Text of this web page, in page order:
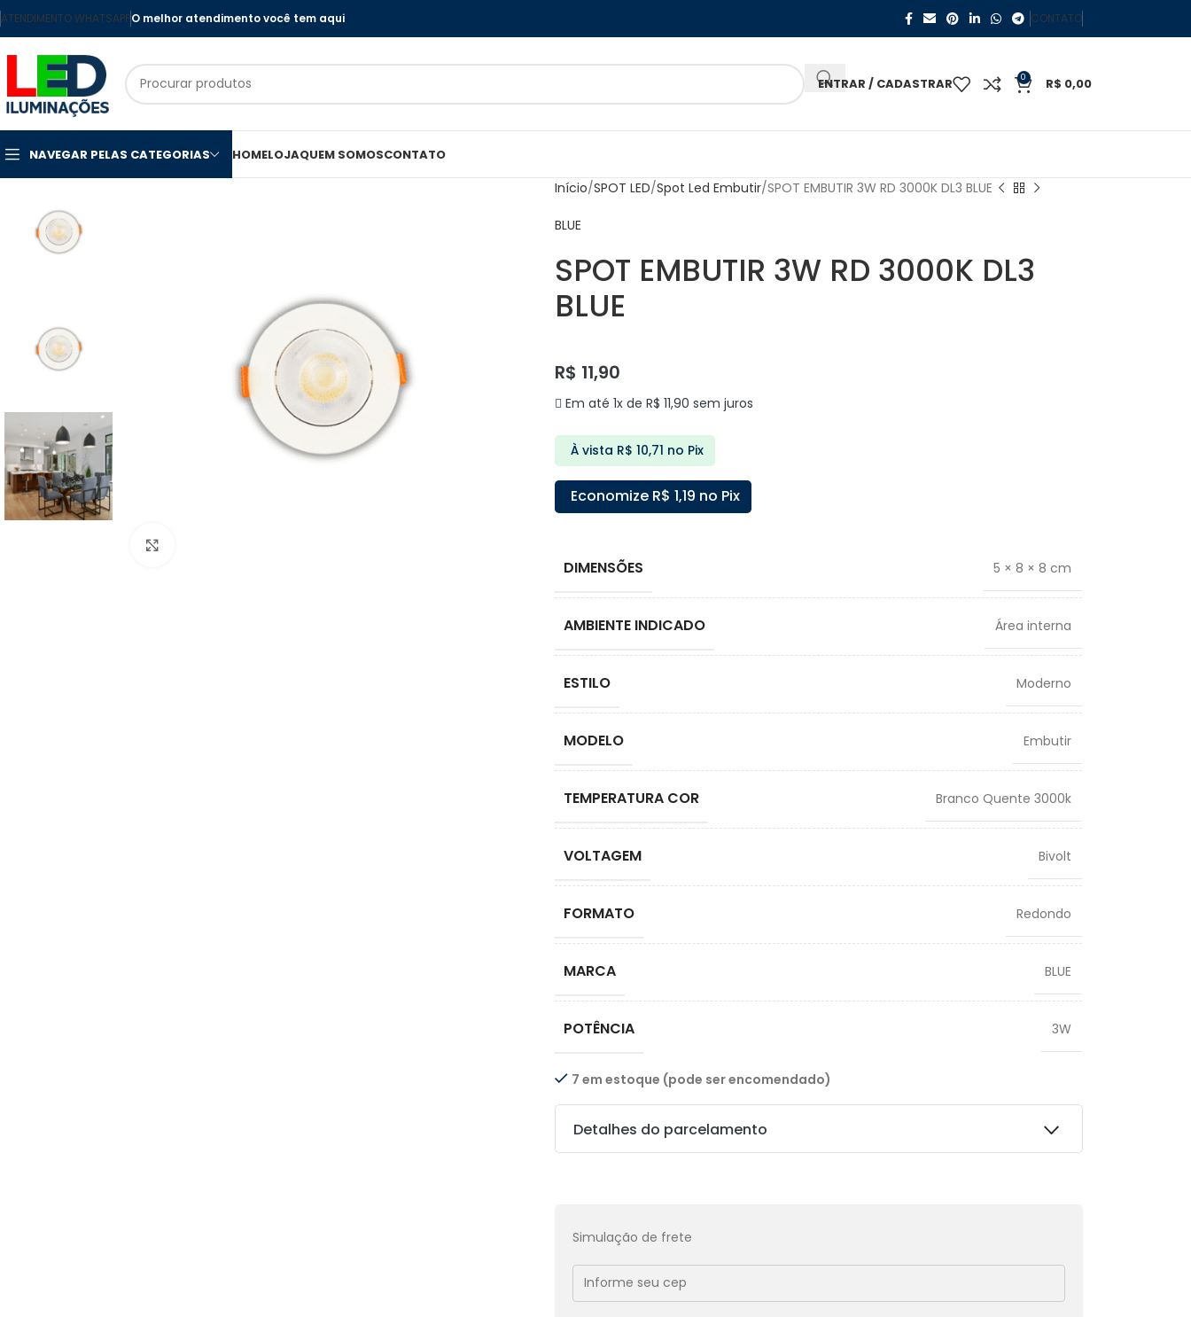
ATENDIMENTO WHATSAPPO melhor atendimento você tem aqui CONTATO
ENTRAR / CADASTRAR 0 R$ 0,00
NAVEGAR PELAS CATEGORIAS HOMELOJAQUEM SOMOSCONTATO
Início SPOT LED Spot Led Embutir SPOT EMBUTIR 3W RD 3000K DL3 BLUE
BLUE
SPOT EMBUTIR 3W RD 3000K DL3
BLUE
R$ 11,90
Em até 1x de R$ 11,90 sem juros
À vista R$ 10,71 no Pix
Economize R$ 1,19 no Pix
DIMENSÕES 5 × 8 × 8 cm
AMBIENTE INDICADO Área interna
ESTILO Moderno
MODELO Embutir
TEMPERATURA COR Branco Quente 3000k
VOLTAGEM Bivolt
FORMATO Redondo
MARCA BLUE
POTÊNCIA 3W
7 em estoque (pode ser encomendado)
Detalhes do parcelamento
Simulação de frete